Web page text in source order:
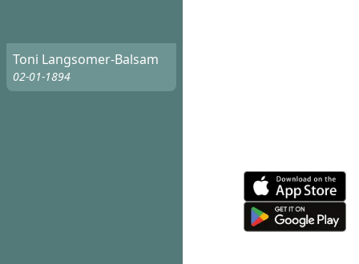
Toni Langsomer-Balsam
02-01-1894